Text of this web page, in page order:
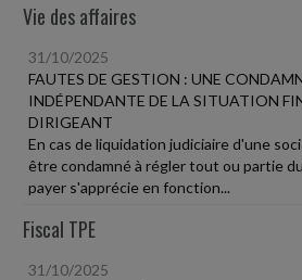
Vie des affaires
31/10/2025
FAUTES DE GESTION : UNE
INDÉPENDANTE DE LA SITUATION
DIRIGEANT
En cas de liquidation judiciaire d'une
être condamné à régler tout ou partie
payer s'apprécie en fonction...
Fiscal TPE
31/10/2025